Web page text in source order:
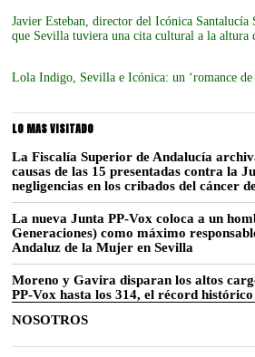
Javier Esteban, director del Icónica Santalucía
que Sevilla tuviera una cita cultural a la altura
Lola Indigo, Sevilla e Icónica: un ‘romance de
LO MAS VISITADO
La Fiscalía Superior de Andalucía
causas de las 15 presentadas contra la
negligencias en los cribados del cáncer
La nueva Junta PP-Vox coloca a un
Generaciones) como máximo
Andaluz de la Mujer en Sevilla
Moreno y Gavira disparan los altos
PP-Vox hasta los 314, el récord
NOSOTROS